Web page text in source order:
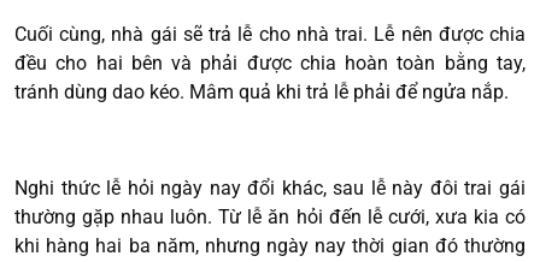
Cuối cùng, nhà gái sẽ trả lễ cho nhà trai. Lễ nên được chia
đều cho hai bên và phải được chia hoàn toàn bằng tay,
tránh dùng dao kéo. Mâm quả khi trả lễ phải để ngửa nắp.
Nghi thức lễ hỏi ngày nay đổi khác, sau lễ này đôi trai gái
thường gặp nhau luôn. Từ lễ ăn hỏi đến lễ cưới, xưa kia có
khi hàng hai ba năm, nhưng ngày nay thời gian đó thường